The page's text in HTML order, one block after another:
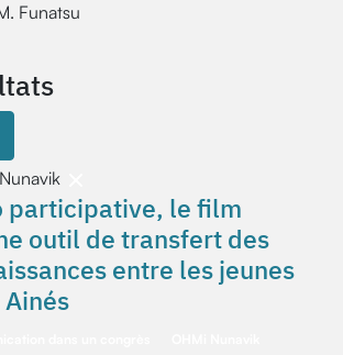
Funatsu
participative, le film
outil de transfert des
entre les jeunes